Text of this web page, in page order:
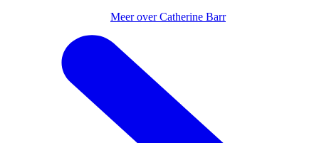
basisschool zaten. Daarna is ze niet meer met schrijven
Meer over Catherine Barr